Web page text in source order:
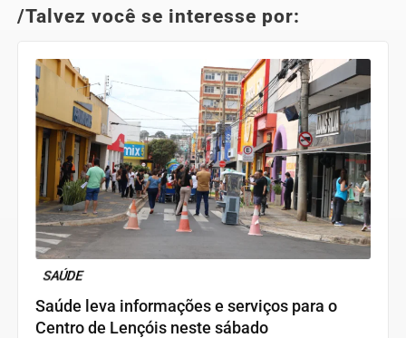
/Talvez você se interesse por:
SAÚDE
Saúde leva informações e serviços para o
Centro de Lençóis neste sábado